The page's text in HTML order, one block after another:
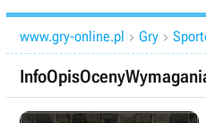
www.gry-online.pl  Gry 
InfoOpisOceny